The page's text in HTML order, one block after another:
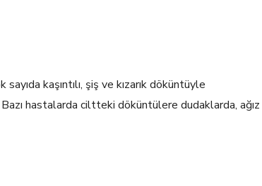
kaşıntılı, şiş ve kızarık döküntüyle
hastalarda ciltteki döküntülere dudaklarda, ağız